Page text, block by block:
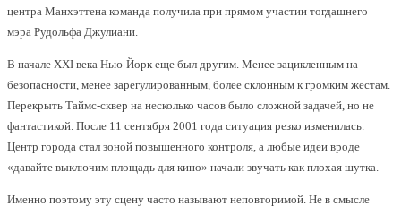
центра Манхэттена команда получила при прямом участии тогдашнего
мэра Рудольфа Джулиани.
В начале XXI века Нью-Йорк еще был другим. Менее зацикленным на
безопасности, менее зарегулированным, более склонным к громким жестам.
Перекрыть Таймс-сквер на несколько часов было сложной задачей, но не
фантастикой. После 11 сентября 2001 года ситуация резко изменилась.
Центр города стал зоной повышенного контроля, а любые идеи вроде
«давайте выключим площадь для кино» начали звучать как плохая шутка.
Именно поэтому эту сцену часто называют неповторимой. Не в смысле